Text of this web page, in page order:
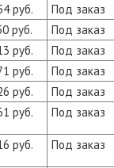
руб.
Под заказ
руб.
Под заказ
руб.
Под заказ
руб.
Под заказ
руб.
Под заказ
руб. Под заказ
руб. Под заказ